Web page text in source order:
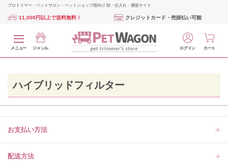
プロトリマー・ペットサロン・ペットショップ様向け 卸・仕入れ・通販サイト
11,000円以上で送料無料！ クレジットカード・売掛払い可能
メニュー ジャンル ログイン カート
ハイブリッドフィルター
お支払い方法
配送方法